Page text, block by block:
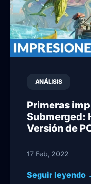
ANÁLISIS
Primeras
Submerged:
Versión de
17 Feb, 2022
Seguir leyendo